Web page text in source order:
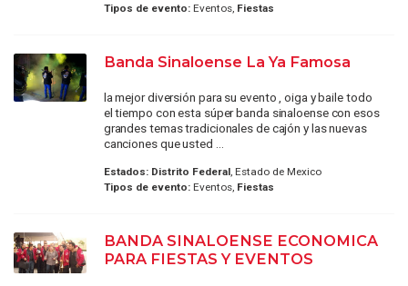
Tipos de evento:Eventos, Fiestas
Banda Sinaloense La Ya Famosa
la mejor diversión para su evento , oiga y baile todo
el tiempo con esta súper banda sinaloense con esos
grandes temas tradicionales de cajón y las nuevas
canciones que usted ...
Estados: Distrito Federal, Estado de Mexico
Tipos de evento:Eventos, Fiestas
BANDA SINALOENSE ECONOMICA
PARA FIESTAS Y EVENTOS